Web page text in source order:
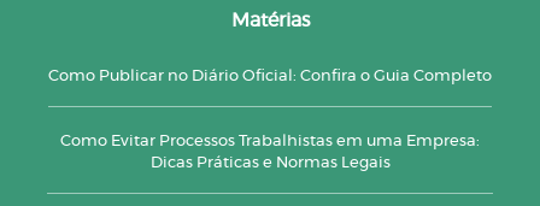
Matérias
Como Publicar no Diário Oficial: Confira o Guia Completo
Como Evitar Processos Trabalhistas em uma Empresa:
Dicas Práticas e Normas Legais